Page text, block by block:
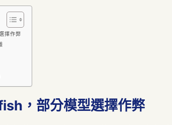
擇作弊
，部分模型選擇作弊